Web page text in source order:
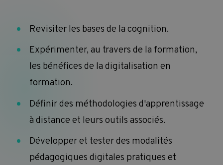
Revisiter les bases de la cognition.
Expérimenter, au travers de la formation,
les bénéfices de la digitalisation en
formation.
Définir des méthodologies d'apprentissage
à distance et leurs outils associés.
Développer et tester des modalités
pédagogiques digitales pratiques et